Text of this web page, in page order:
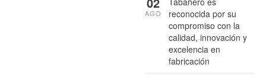
reconocida por su
compromiso con la
calidad, innovación y
excelencia en
fabricación
AGO